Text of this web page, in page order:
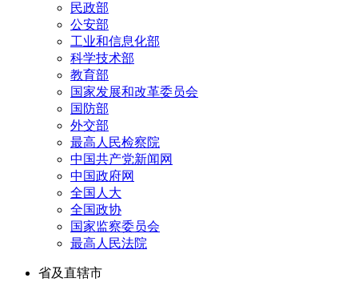
民政部
公安部
工业和信息化部
科学技术部
教育部
国家发展和改革委员会
国防部
外交部
最高人民检察院
中国共产党新闻网
中国政府网
全国人大
全国政协
国家监察委员会
最高人民法院
省及直辖市